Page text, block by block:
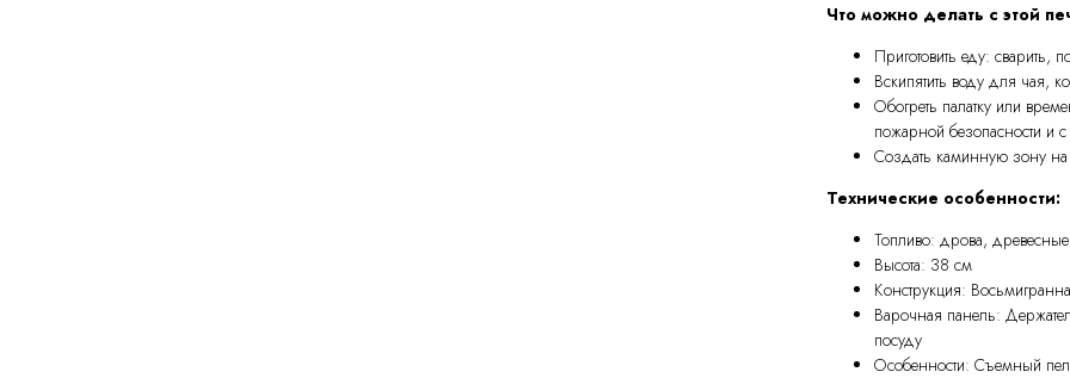
Что можно делать с этой
Приготовить еду: сварить,
Вскипятить воду для чая,
Обогреть палатку или
пожарной безопасности и
Создать каминную зону на
Технические особенности:
Топливо: дрова, древесные
Высота: 38 см
Конструкция:
Варочная панель:
посуду
Особенности: Съемный